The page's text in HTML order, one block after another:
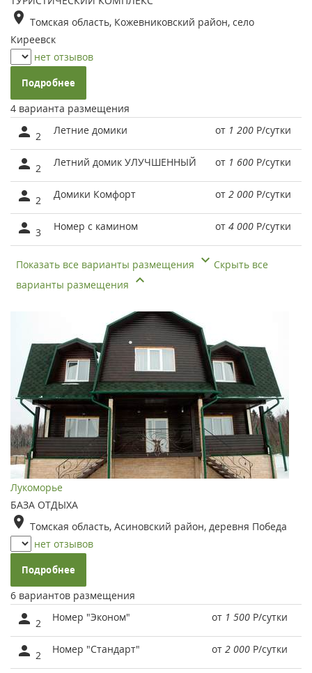
Томская область, Кожевниковский район, село
Киреевск
нет отзывов
Подробнее
4 варианта размещения
2 Летние домики от 1 200 Р/сутки
2 Летний домик УЛУЧШЕННЫЙ от 1 600 Р/сутки
2 Домики Комфорт от 2 000 Р/сутки
3 Номер с камином от 4 000 Р/сутки
Показать все варианты размещения
Скрыть все
варианты размещения
Лукоморье
БАЗА ОТДЫХА
Томская область, Асиновский район, деревня Победа
нет отзывов
Подробнее
6 вариантов размещения
2 Номер "Эконом" от 1 500 Р/сутки
2 Номер "Стандарт" от 2 000 Р/сутки